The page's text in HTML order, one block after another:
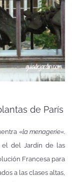
de París
«la menagerie«.
el del Jardín de las
Francesa para
a las clases altas,